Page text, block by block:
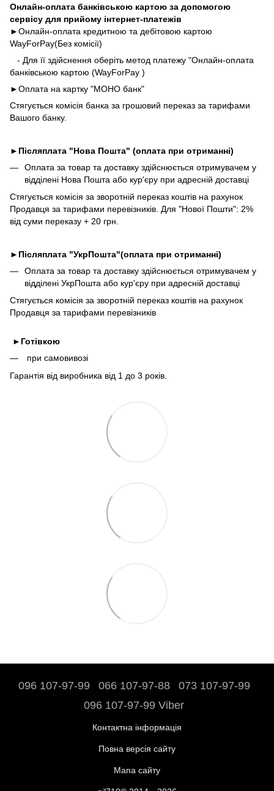
Онлайн-оплата банківською картою за допомогою
сервісу для прийому інтернет-платежів
►Онлайн-оплата кредитною та дебітовою картою
WayForPay(Без комісії)
- Для її здійснення оберіть метод платежу "Онлайн-оплата
банківською картою (WayForPay )
►Оплата на картку "МОНО банк"
Стягується комісія банка за грошовий переказ за тарифами
Вашого банку.
► Післяплата "Нова Пошта" (оплата при отриманні)
Оплата за товар та доставку здійснюється отримувачем у
відділені Нова Пошта або кур'єру при адресній доставці
Стягується комісія за зворотній переказ коштів на рахунок
Продавця за тарифами перевізників. Для "Нової Пошти": 2%
від суми переказу + 20 грн.
► Післяплата "УкрПошта"(оплата при отриманні)
Оплата за товар та доставку здійснюється отримувачем у
відділені УкрПошта або кур'єру при адресній доставці
Стягується комісія за зворотній переказ коштів на рахунок
Продавця за тарифами перевізників
► Готівкою
при самовивозі
Гарантія від виробника від 1 до 3 років.
096 107-97-99 066 107-97-88
073 107-97-99
096 107-97-99 Viber
Контактна інформація
Повна версія сайту
Мапа сайту